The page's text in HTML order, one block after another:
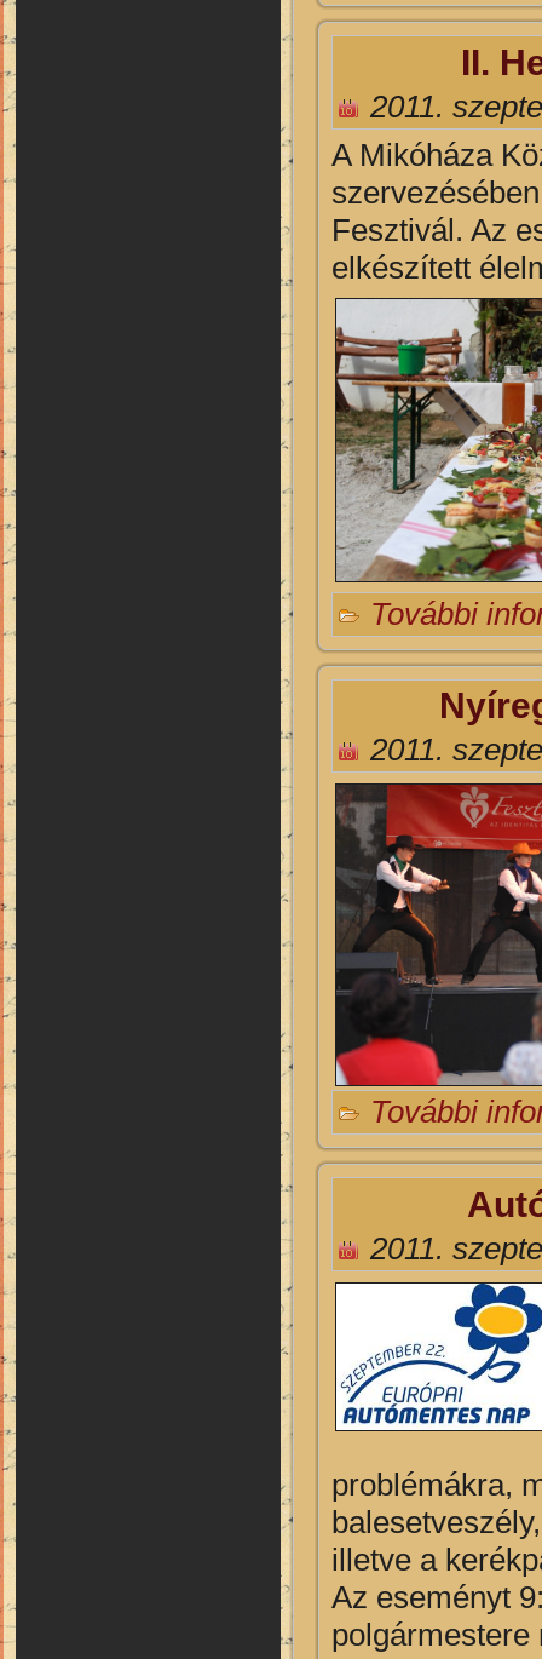
II.
2011.
A Mikóháza
Fesztivál. Az
elkészített
További
2011.
További
2011.
problémákra,
illetve a
Az eseményt
polgármestere